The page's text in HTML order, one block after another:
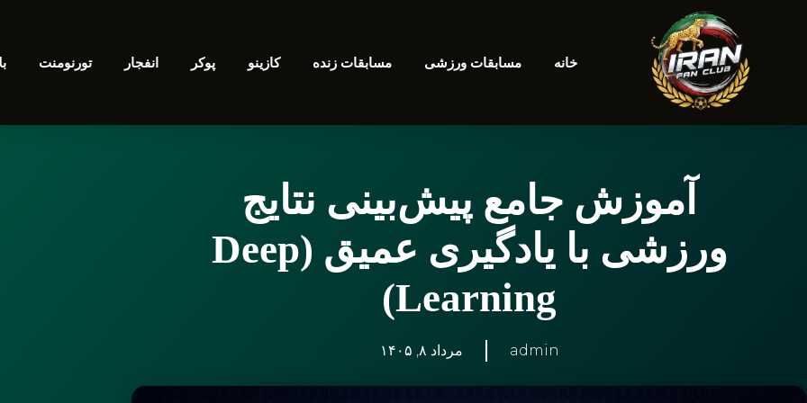
خانه مسابقات ورزشی مسابقات زنده کازینو پوکر انفجار تورنومنت
آموزش جامع پیش‌بینی نتایج
ورزشی با یادگیری عمیق (Deep
Learning)
admin مرداد ۸, ۱۴۰۵